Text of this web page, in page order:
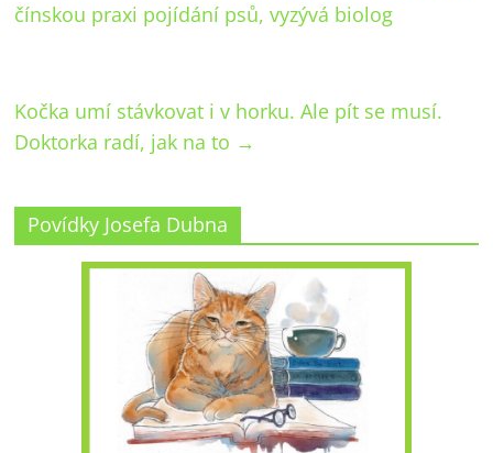
čínskou praxi pojídání psů, vyzývá biolog
Kočka umí stávkovat i v horku. Ale pít se musí.
Doktorka radí, jak na to →
Povídky Josefa Dubna